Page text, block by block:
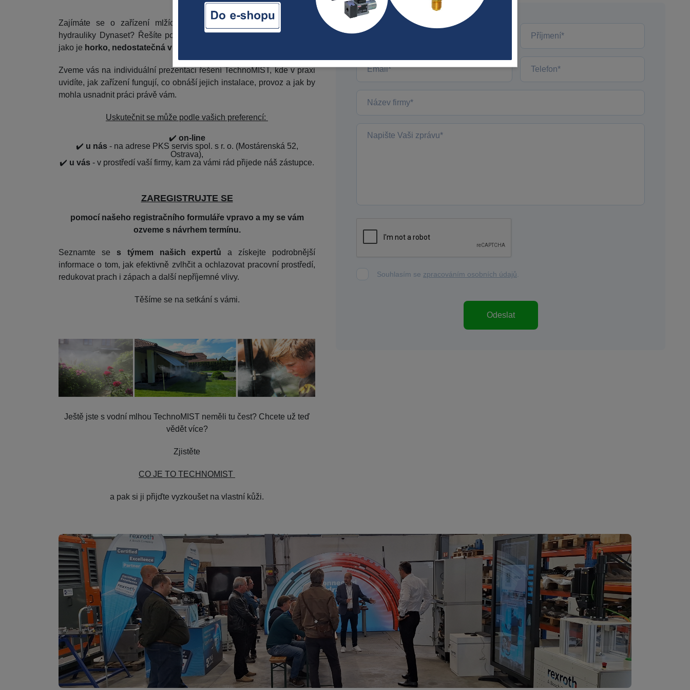
Zajímáte se o zařízení mlžící techniky Technomist nebo mobilní
hydrauliky Dynaset? Řešíte potíže s prací v extrémních podmínkách
jako je horko, nedostatečná vlhkost, zápach, prašnost?
Zveme vás na individuální prezentaci řešení TechnoMIST, kde v praxi
uvidíte, jak zařízení fungují, co obnáší jejich instalace, provoz a jak by
mohla usnadnit práci právě vám.
Uskutečnit se může podle vašich preferencí:
✔️ on-line
✔️ u nás- na adrese PKS servis spol. s r. o. (Mostárenská 52,
Ostrava),
✔️ u vás - v prostředí vaší firmy, kam za vámi rád přijede náš zástupce.
ZAREGISTRUJTE SE
pomocí našeho registračního formuláře vpravo a my se vám
ozveme s návrhem termínu.
Seznamte se s týmem našich expertůa získejte podrobnější
informace o tom, jak efektivně zvlhčit a ochlazovat pracovní prostředí,
redukovat prach i zápach a další nepříjemné vlivy.
Těšíme se na setkání s vámi.
Ještě jste s vodní mlhou TechnoMIST neměli tu čest? Chcete už teď
vědět více?
Zjistěte
CO JE TO TECHNOMIST
a pak si ji přijďte vyzkoušet na vlastní kůži.
Souhlasím se zpracováním osobních údajů
Odeslat